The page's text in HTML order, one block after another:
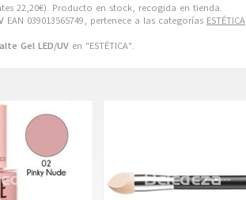
22,20€). Producto en stock, recogida en tienda.
EAN 039013565749, pertenece a las categorías ESTÉTICA
Gel LED/UV en "ESTÉTICA".